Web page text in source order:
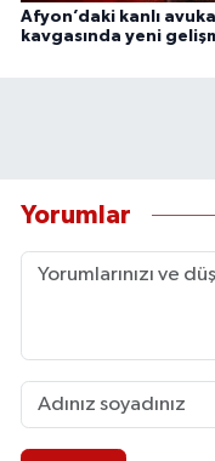
Afyon’daki kanlı
kavgasında yeni
Yorumlar